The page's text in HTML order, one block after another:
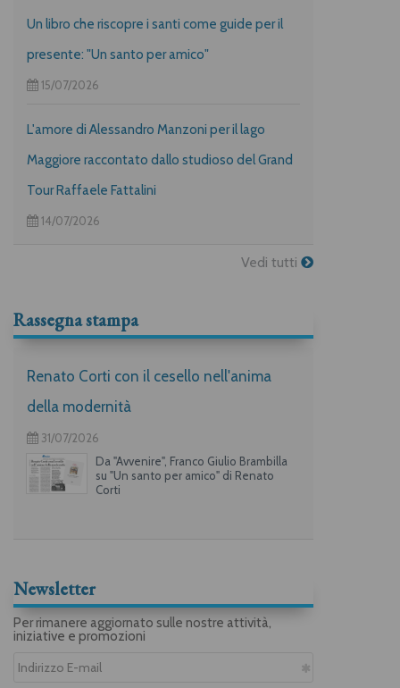
Un libro che riscopre i santi come guide per il
presente: "Un santo per amico"
15/07/2026
L'amore di Alessandro Manzoni per il lago
Maggiore raccontato dallo studioso del Grand
Tour Raffaele Fattalini
14/07/2026
Vedi tutti
Rassegna stampa
Renato Corti con il cesello nell'anima
della modernità
31/07/2026
Da "Avvenire", Franco Giulio Brambilla
su "Un santo per amico" di Renato
Corti
Newsletter
Per rimanere aggiornato sulle nostre attività,
iniziative e promozioni